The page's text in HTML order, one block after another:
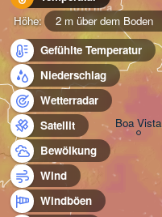
Höhe:
2 m über dem Boden
Gefühlte Temperatur
Niederschlag
Wetterradar
Satellit
Bewölkung
Wind
Windböen
Boa Vista